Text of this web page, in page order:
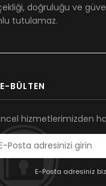
doğruluğu ve
tutulamaz.
E-BÜLTEN
hizmetlerimizden
E-Posta adresiniz